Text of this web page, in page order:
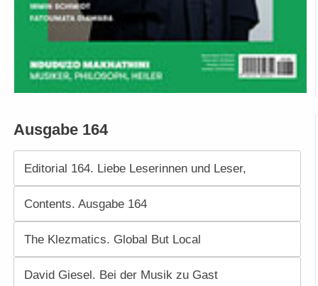
Ausgabe 164
Editorial 164. Liebe Leserinnen und Leser,
Contents. Ausgabe 164
The Klezmatics. Global But Local
David Giesel. Bei der Musik zu Gast